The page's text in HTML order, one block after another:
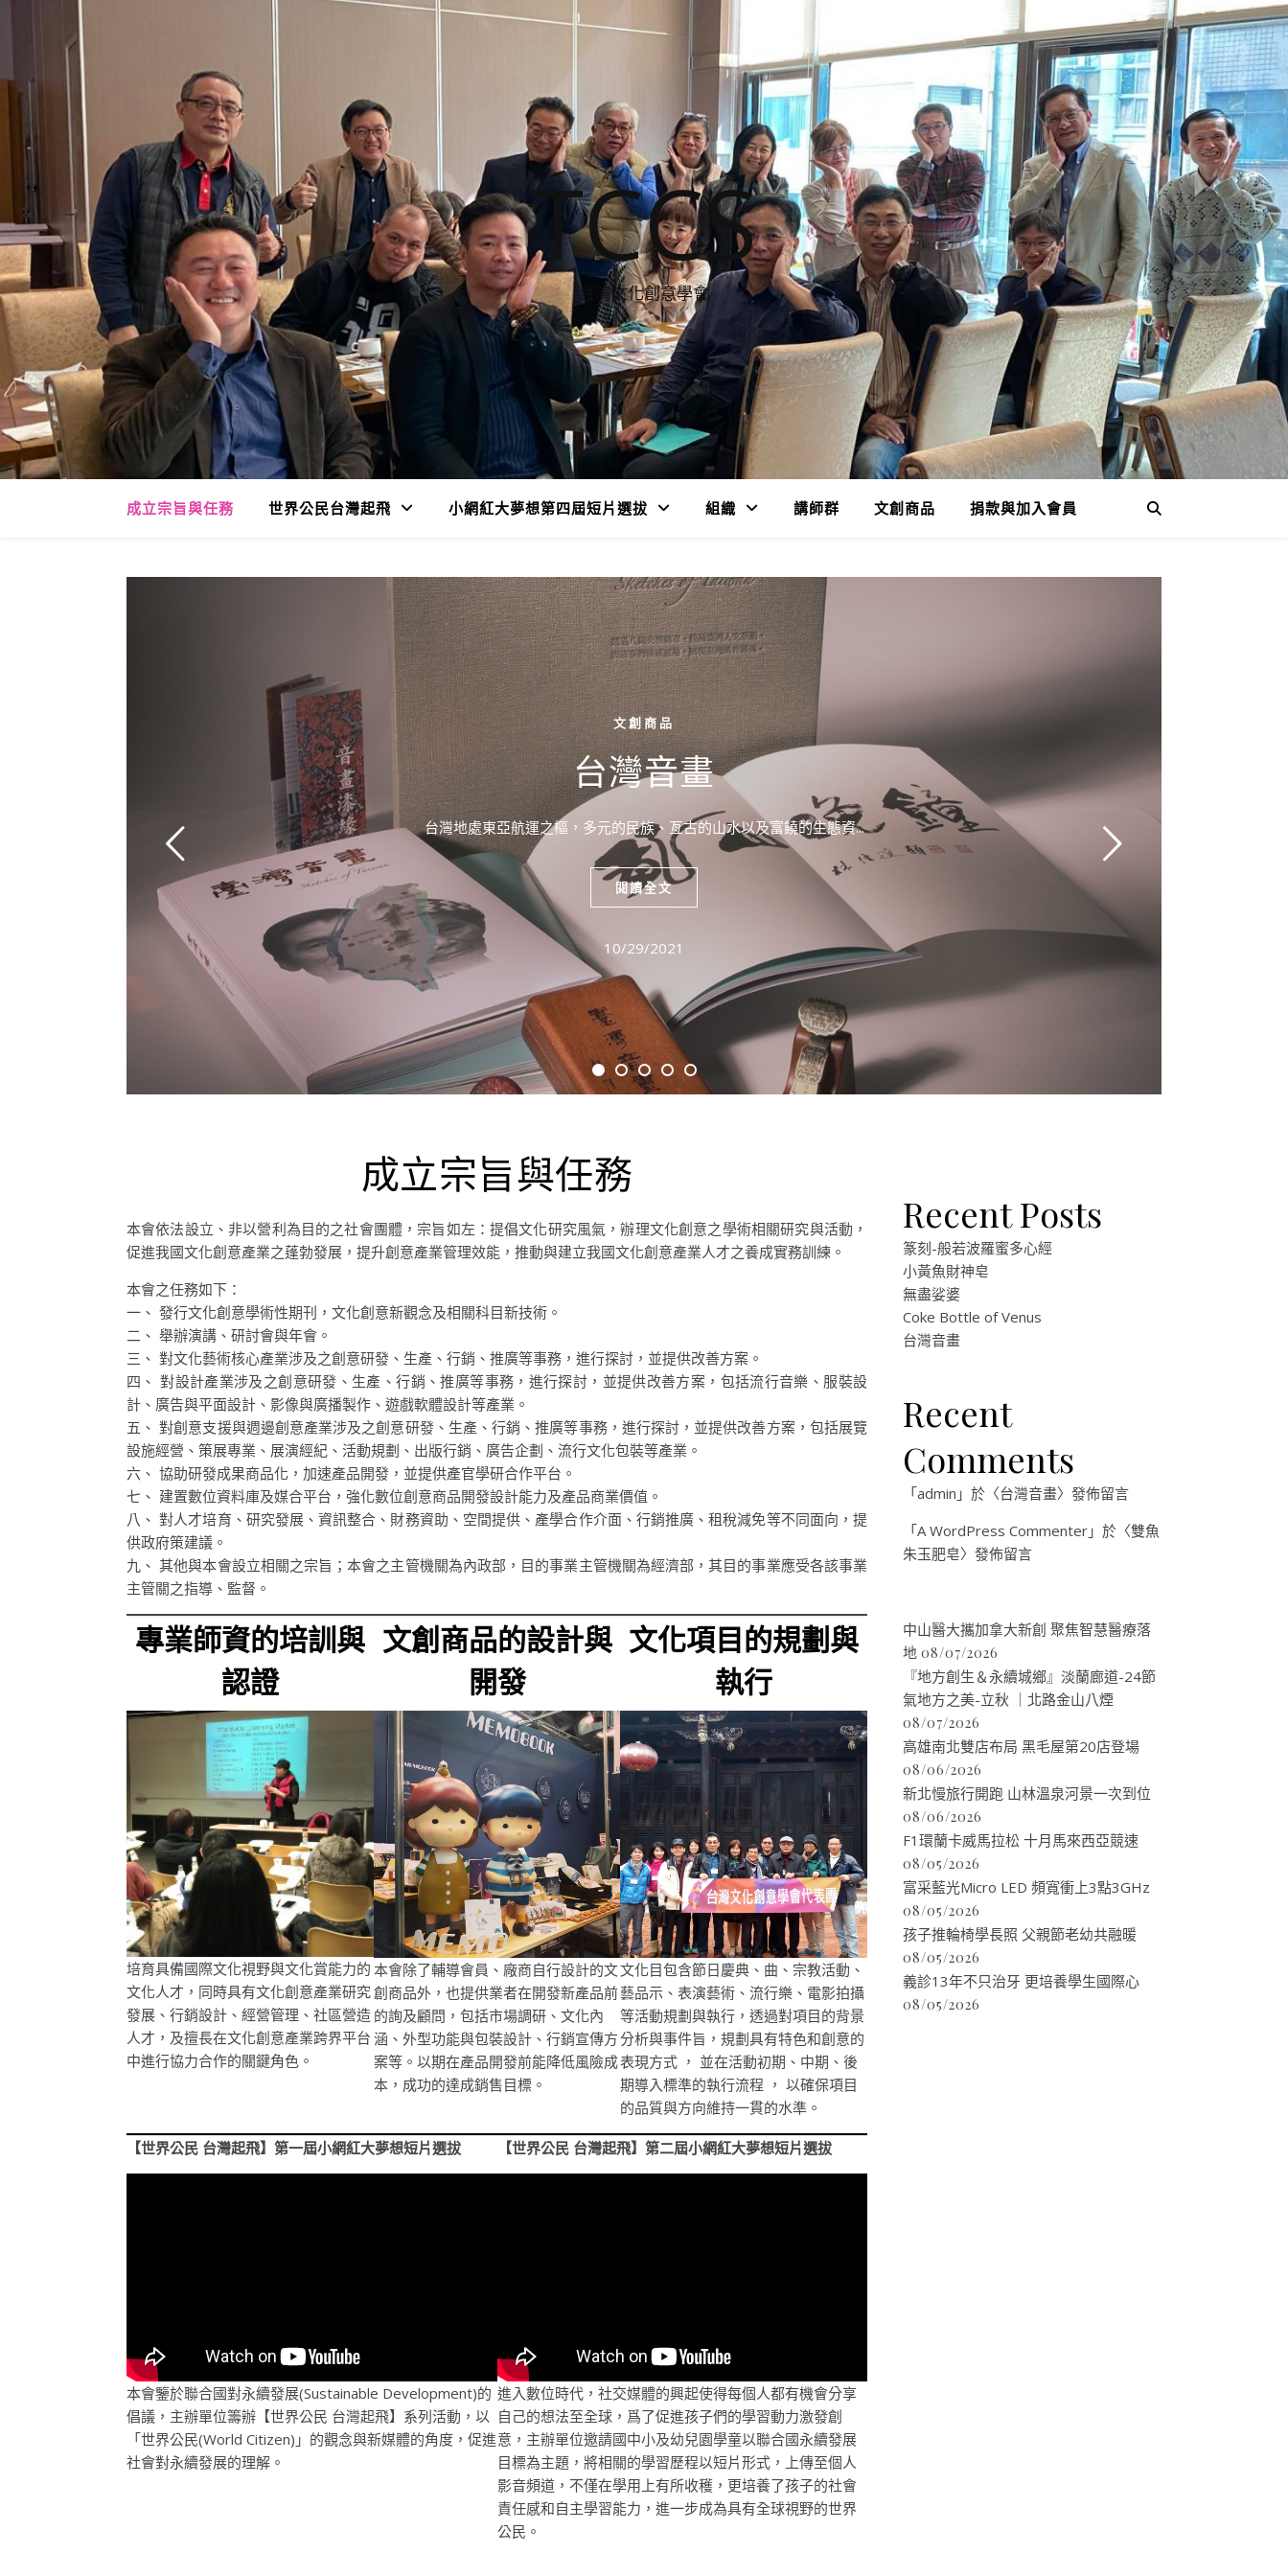
TCCS
台灣文化創意學會
成立宗旨與任務 世界公民台灣起飛 小網紅大夢想第四屆短片選拔 組織 講師群 文創商品 捐款與加入會員
文創商品
台灣音畫
台灣地處東亞航運之樞，多元的民族、亙古的山水以及富饒的生態資...
閱讀全文
10/29/2021
成立宗旨與任務
本會依法設立、非以營利為目的之社會團體，宗旨如左：提倡文化研究風氣，辦理文化創意之學術相關研究與活動，
促進我國文化創意產業之蓬勃發展，提升創意產業管理效能，推動與建立我國文化創意產業人才之養成實務訓練。
本會之任務如下：
一、 發行文化創意學術性期刊，文化創意新觀念及相關科目新技術。
二、 舉辦演講、研討會與年會。
三、 對文化藝術核心產業涉及之創意研發、生產、行銷、推廣等事務，進行探討，並提供改善方案。
四、 對設計產業涉及之創意研發、生產、行銷、推廣等事務，進行探討，並提供改善方案，包括流行音樂、服裝設
計、廣告與平面設計、影像與廣播製作、遊戲軟體設計等產業。
五、 對創意支援與週邊創意產業涉及之創意研發、生產、行銷、推廣等事務，進行探討，並提供改善方案，包括展覽
設施經營、策展專業、展演經紀、活動規劃、出版行銷、廣告企劃、流行文化包裝等產業。
六、 協助研發成果商品化，加速產品開發，並提供產官學研合作平台。
七、 建置數位資料庫及媒合平台，強化數位創意商品開發設計能力及產品商業價值。
八、 對人才培育、研究發展、資訊整合、財務資助、空間提供、產學合作介面、行銷推廣、租稅減免等不同面向，提
供政府策建議。
九、 其他與本會設立相關之宗旨；本會之主管機關為內政部，目的事業主管機關為經濟部，其目的事業應受各該事業
主管關之指導、監督。
專業師資的培訓與
認證
培育具備國際文化視野與文化賞能力的
文化人才，同時具有文化創意產業研究
發展、行銷設計、經營管理、社區營造
人才，及擅長在文化創意產業跨界平台
中進行協力合作的關鍵角色。
文創商品的設計與
開發
本會除了輔導會員、廠商自行設計的文
創商品外，也提供業者在開發新產品前
的詢及顧問，包括市場調研、文化內
涵、外型功能與包裝設計、行銷宣傳方
案等。以期在產品開發前能降低風險成
本，成功的達成銷售目標。
文化項目的規劃與
執行
文化目包含節日慶典、曲、宗教活動、
藝品示、表演藝術、流行樂、電影拍攝
等活動規劃與執行，透過對項目的背景
分析與事件旨，規劃具有特色和創意的
表現方式 ， 並在活動初期、中期、後
期導入標準的執行流程 ， 以確保項目
的品質與方向維持一貫的水準。
【世界公民 台灣起飛】第一屆小網紅大夢想短片選拔
本會鑒於聯合國對永續發展(Sustainable Development)的
倡議，主辦單位籌辦【世界公民 台灣起飛】系列活動，以
「世界公民(World Citizen)」的觀念與新媒體的角度，促進
社會對永續發展的理解。
【世界公民 台灣起飛】第二屆小網紅大夢想短片選拔
進入數位時代，社交媒體的興起使得每個人都有機會分享
自己的想法至全球，爲了促進孩子們的學習動力激發創
意，主辦單位邀請國中小及幼兒園學童以聯合國永續發展
目標為主題，將相關的學習歷程以短片形式，上傳至個人
影音頻道，不僅在學用上有所收穫，更培養了孩子的社會
責任感和自主學習能力，進一步成為具有全球視野的世界
公民。
Recent Posts
篆刻-般若波羅蜜多心經
小黃魚財神皂
無盡娑婆
Coke Bottle of Venus
台灣音畫
Recent
Comments
「admin 」於〈台灣音畫〉發佈留言
「A WordPress Commenter 」於〈雙魚
朱玉肥皂〉發佈留言
中山醫大攜加拿大新創 聚焦智慧醫療落
地 08/07/2026
『地方創生＆永續城鄉』淡蘭廊道-24節
氣地方之美-立秋 ｜北路金山八煙
08/07/2026
高雄南北雙店布局 黑毛屋第20店登場
08/06/2026
新北慢旅行開跑 山林溫泉河景一次到位
08/06/2026
F1環蘭卡威馬拉松 十月馬來西亞競速
08/05/2026
富采藍光Micro LED 頻寬衝上3點3GHz
08/05/2026
孩子推輪椅學長照 父親節老幼共融暖
08/05/2026
義診13年不只治牙 更培養學生國際心
08/05/2026